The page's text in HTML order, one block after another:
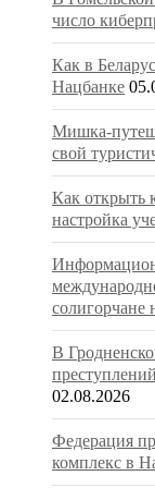
число
Как в
Нацбанке
Мишка-
свой
Как открыть
настройка
солигорчане
В
02.08.2026
Федерация
комплекс в